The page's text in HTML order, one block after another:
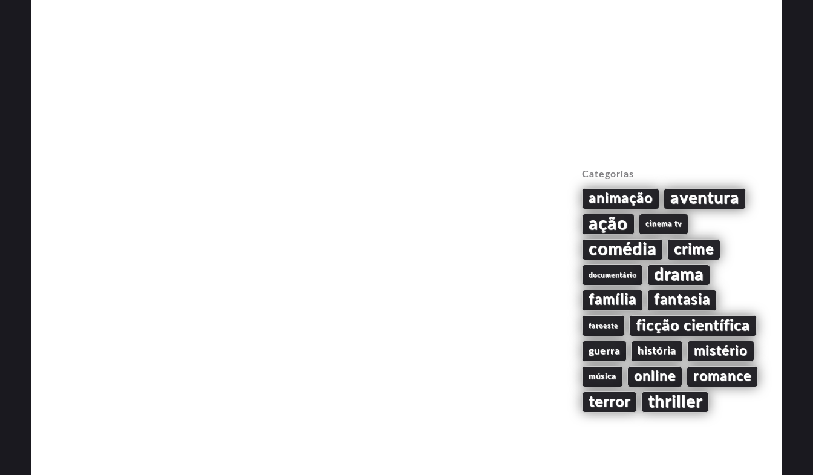
Categorias
animação aventura
ação cinema tv
comédia crime
documentário drama
família fantasia
faroeste ficção científica
guerra história mistério
música online romance
terror thriller